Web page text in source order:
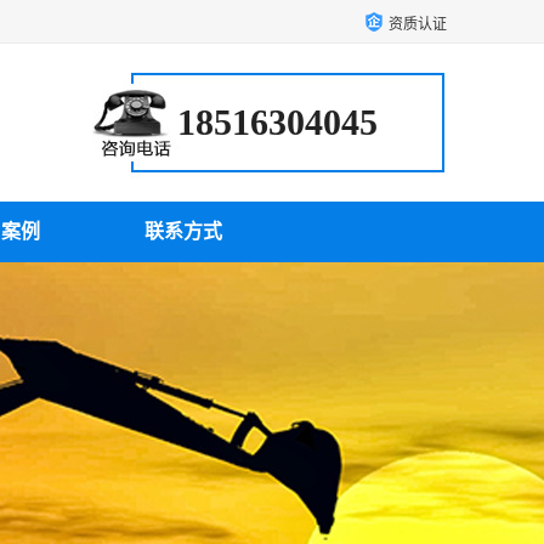
资质认证
18516304045
例 联系方式